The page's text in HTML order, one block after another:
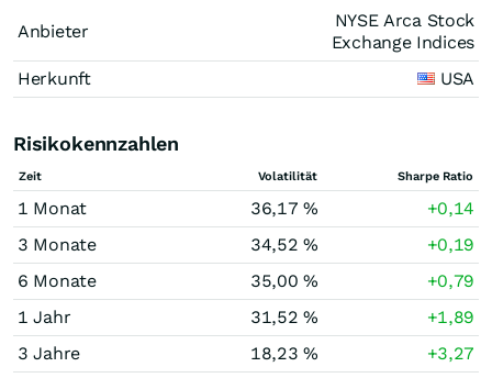
Anbieter
NYSE Arca Stock
Exchange Indices
Herkunft
USA
Risikokennzahlen
Zeit Volatilität Sharpe Ratio
1 Monat 36,17 %
+0,14
3 Monate
34,52 %
+0,19
6 Monate
35,00 %
+0,79
1 Jahr
31,52 %
+1,89
3 Jahre
18,23 %
+3,27